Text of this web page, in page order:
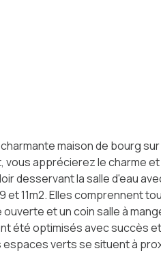
maison de bourg
apprécierez le charme
la salle d'eau
11m2. Elles comprennent
et un coin salle à
été optimisés avec succès
verts se situent à